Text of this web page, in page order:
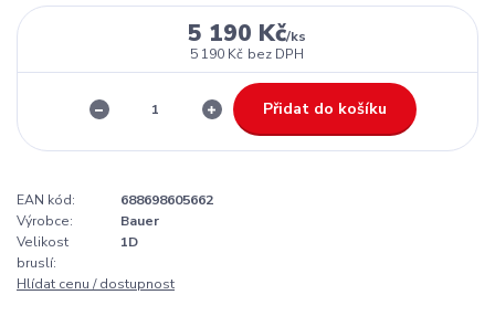
5 190 Kč/ks
5 190 Kč bez DPH
Přidat do košíku
EAN kód:
688698605662
Výrobce:
Bauer
Velikost
bruslí:
1D
Hlídat cenu / dostupnost